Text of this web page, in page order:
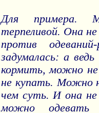
Для примера.
терпеливой. Она
против
задумалась: а
кормить, можно
не купать. Можно
чем суть. И она
можно одевать